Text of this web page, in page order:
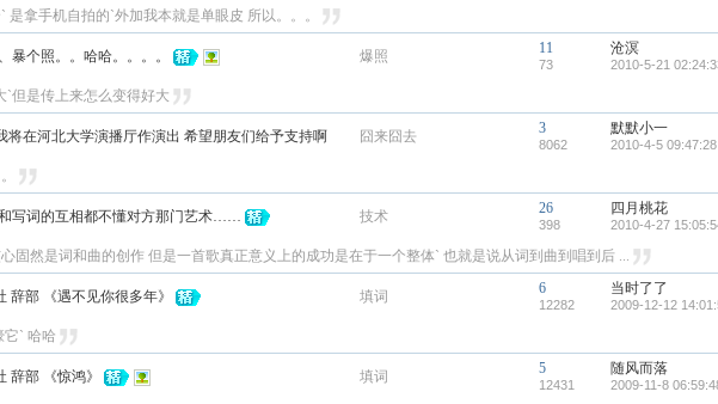
是拿手机自拍的`外加我本就是单眼皮 所以。。。
暴个照。。哈哈。。。。 爆照 11
73
沧溟
2010-5-21
`但是传上来怎么变得好大
将在河北大学演播厅作演出 希望朋友们给予支持啊 囧来囧去 3
8062
默默小一
2010-4-5 09:47:28
写词的互相都不懂对方那门艺术…… 技术 26
398
四月桃花
2010-4-27
固然是词和曲的创作 但是一首歌真正意义上的成功是在于一个整体` 也就是说从词到曲到唱到后 ...
辞部 《遇不见你很多年》 填词 6
12282
当时了了
2009-12-12
它` 哈哈
辞部 《惊鸿》 填词 5
12431
随风而落
2009-11-8